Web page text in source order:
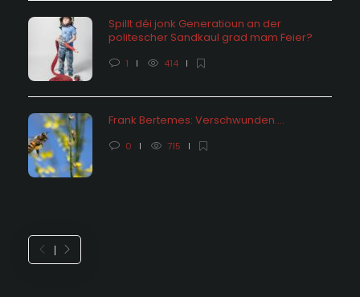
Spillt déi jonk Generatioun an der
politescher Sandkaul grad mam Feier?
1 414
Frank Bertemes: Verschwunden….
0 715